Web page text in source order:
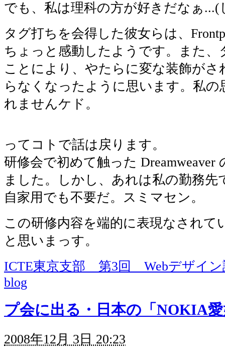
でも、私は理科の方が好きだなぁ...(
タグ打ちを会得した彼女らは、
ちょっと感動したようです。また、
ことにより、やたらに変な装飾がさ
らなくなったように思います。私の
れませんケド。
ってコトで話は戻ります。
研修会で初めて触った Dreamweaver
ました。しかし、あれは私の勤務先
自家用でも不要だ。スミマセン。
この研修内容を端的に表現なされて
と思いまっす。
ICTE東京支部 第3回 Webデザイン
blog
プ会に出る・日本の「NOKIA
2008年12月 3日 20:23